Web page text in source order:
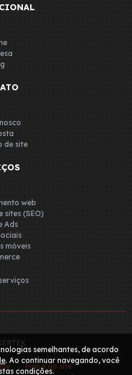
de site
web
sites (SEO)
Ads
móveis
Mapa do site
semelhantes, de acordo
. Ao continuar navegando, você
condições.